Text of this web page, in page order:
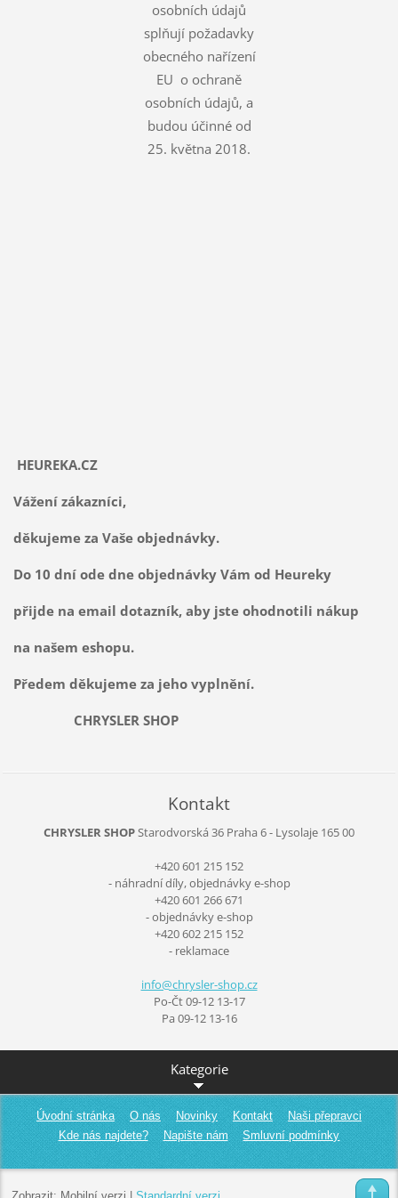
osobních údajů
splňují požadavky
obecného nařízení
EU o ochraně
osobních údajů, a
budou účinné od
25. května 2018.
HEUREKA.CZ
Vážení zákazníci,
děkujeme za Vaše objednávky.
Do 10 dní ode dne objednávky Vám od Heureky
přijde na email dotazník, aby jste ohodnotili nákup
na našem eshopu.
Předem děkujeme za jeho vyplnění.
CHRYSLER SHOP
Kontakt
CHRYSLER SHOPStarodvorská 36 Praha 6 - Lysolaje 165 00
+420 601 215 152
- náhradní díly, objednávky e-shop
+420 601 266 671
- objednávky e-shop
+420 602 215 152
- reklamace
info@chrysler-shop.cz
Po-Čt 09-12 13-17
Pa 09-12 13-16
Kategorie
Úvodní stránka O nás Novinky Kontakt
Naši přepravci
Kde nás najdete?
Napište nám Smluvní podmínky